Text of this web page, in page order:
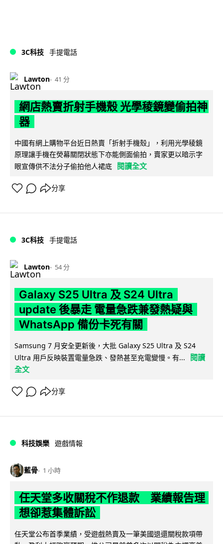
3C科技 手提電話
Lawton 41 分
網店熱賣折射手機殼 光學稜鏡變偷拍神
器
中國有網上購物平台近日熱賣「折射手機殼」，利用光學稜鏡
原理讓手機在熒幕關閉狀態下亦能側面偷拍，賣家更以暗示字
眼宣傳供不法分子偷拍他人裙底 閱讀全文
分享
3C科技 手提電話
Lawton 54 分
Galaxy S25 Ultra 及 S24 Ultra
update 後暴走 電量急跌兼發熱疑與
WhatsApp 備份卡死有關
Samsung 7 月安全更新後，大批 Galaxy S25 Ultra 及 S24
Ultra 用戶反映裝置電量急跌、發熱甚至充電變慢。有...
閱讀
全文
分享
科技娛樂 遊戲情報
藍骨 1 小時
任天堂多收關稅不作退款 業績報告理
想卻惹集體訴訟
任天堂公布首季業績，受遊戲熱賣及一筆美國退還關稅款項帶